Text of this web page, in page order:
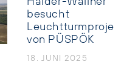
besucht
von PÜSPÖK
18. JUNI 2025